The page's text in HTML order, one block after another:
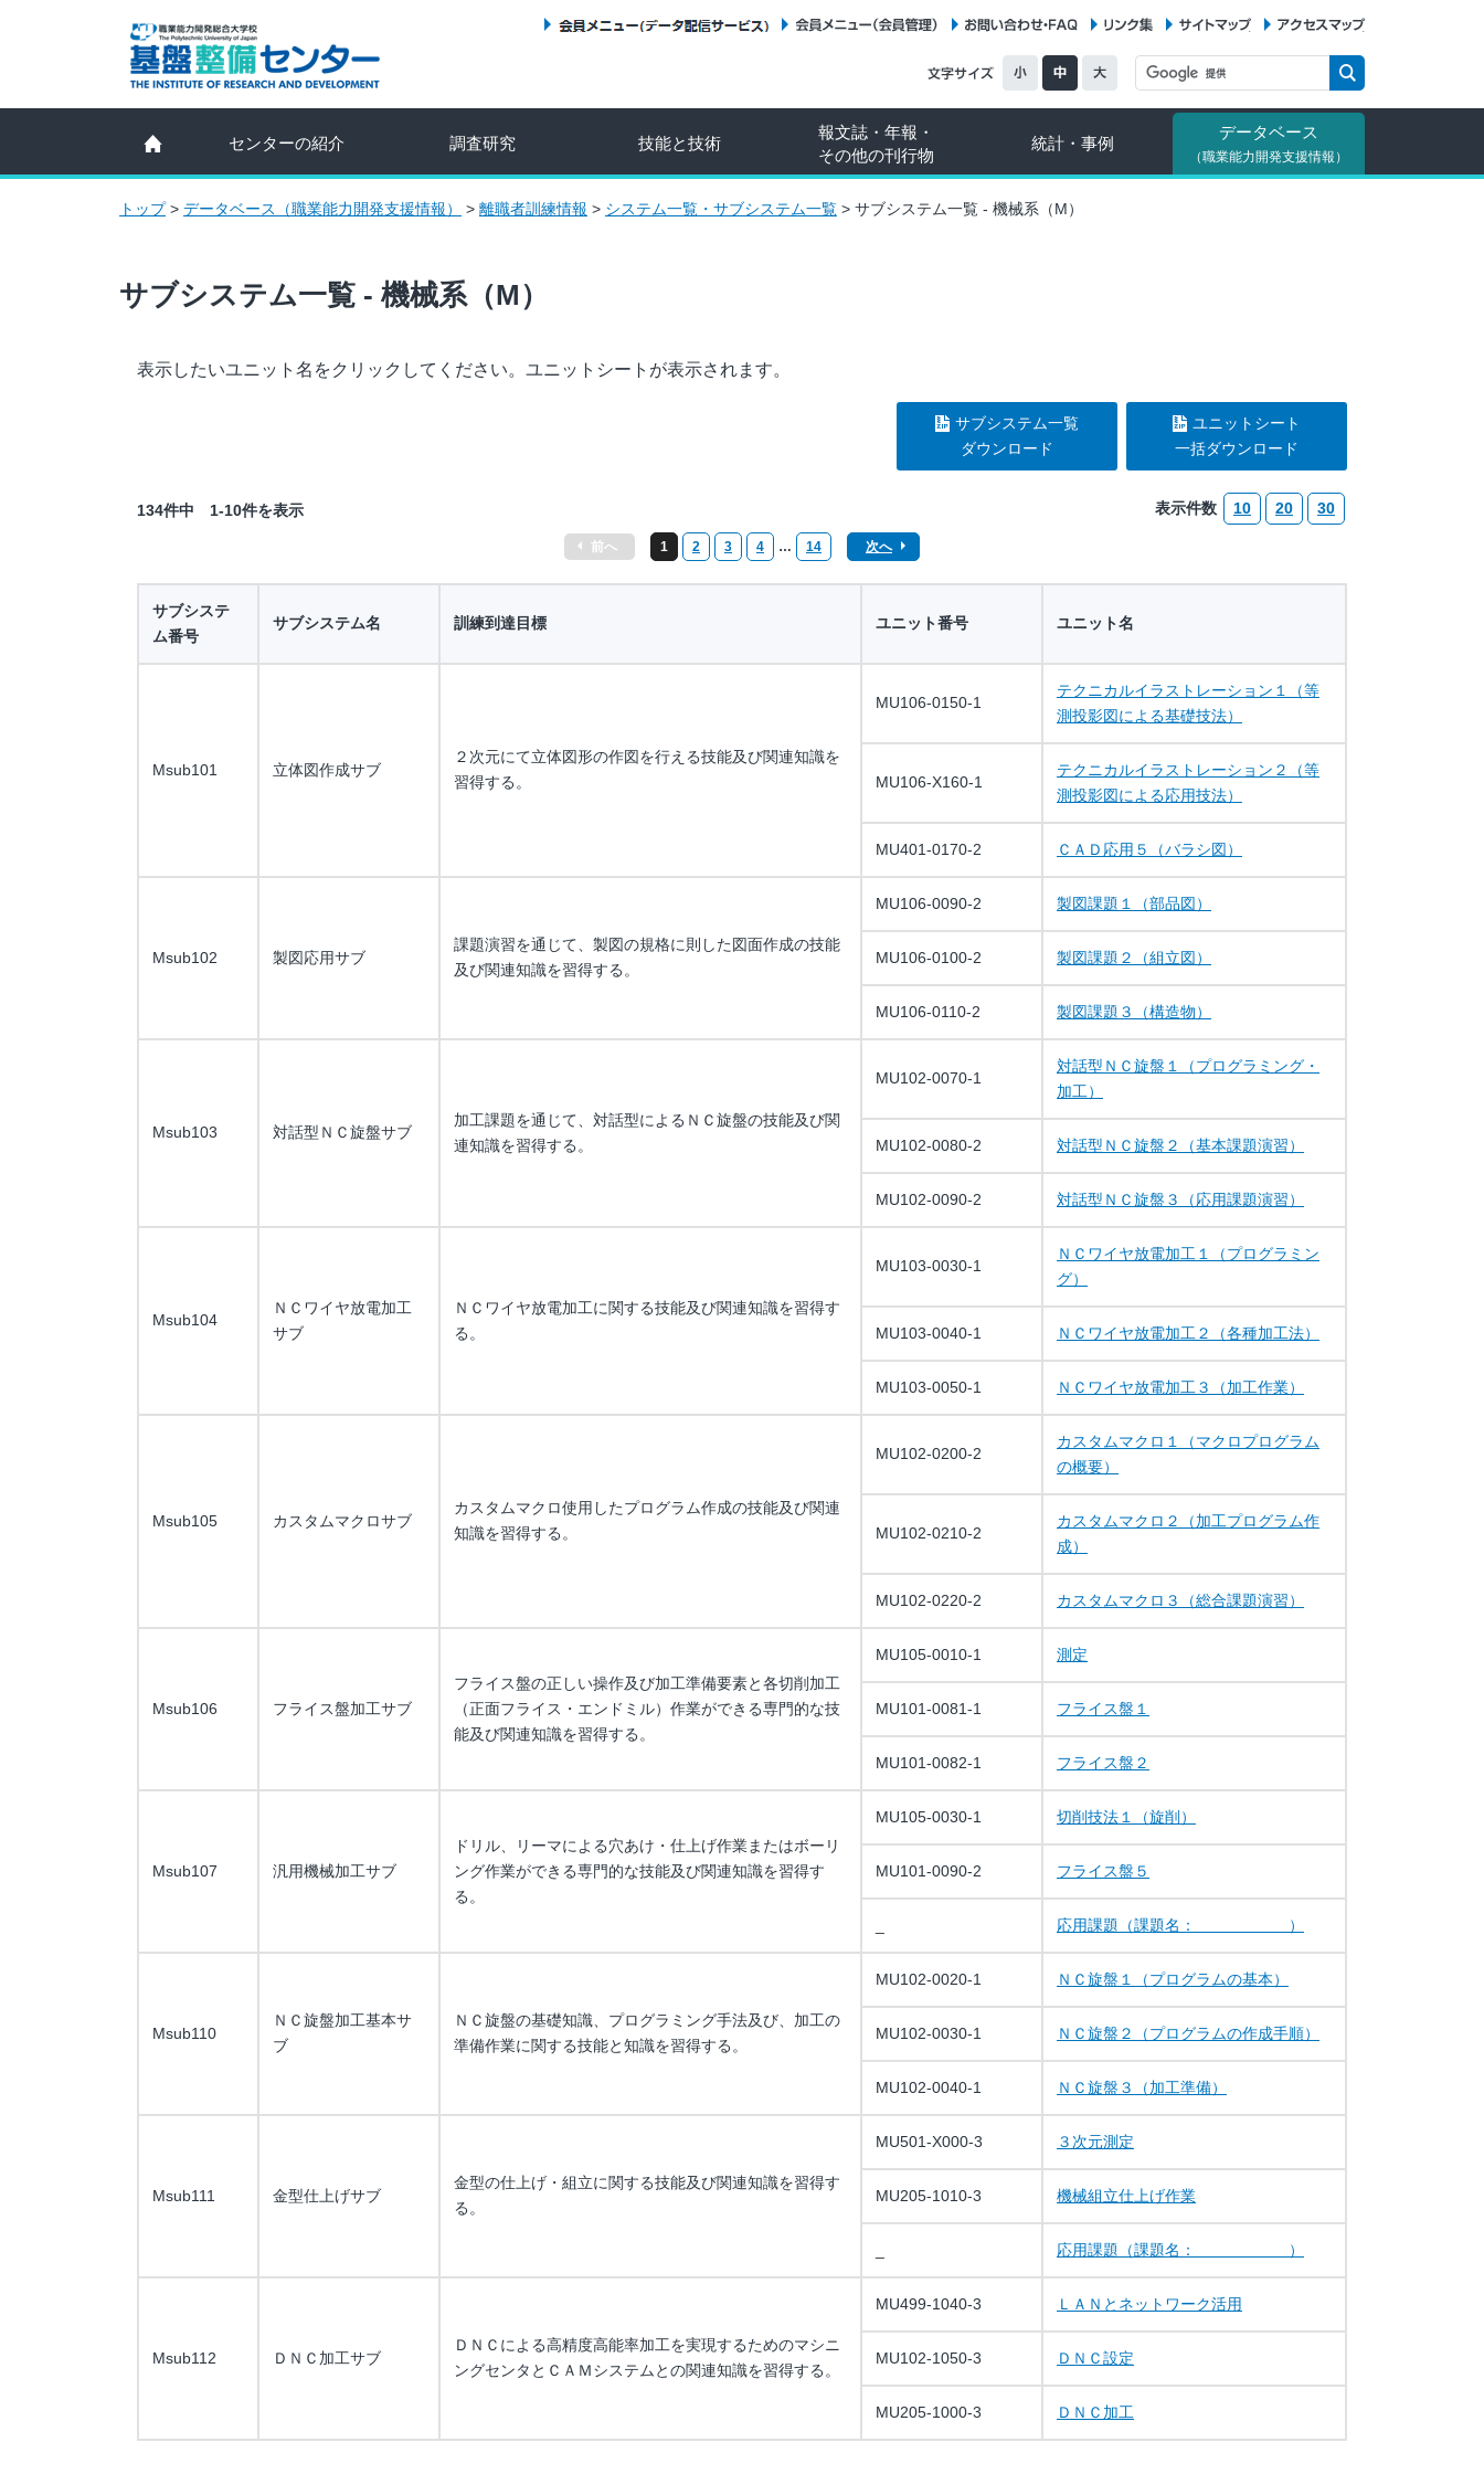
センターの紹介 調査研究 技能と技術
報文誌・年報・
その他の刊行物
統計・事例
データベース
（職業能力開発支援情報）
トップ> データベース（職業能力開発支援情報） > 離職者訓練情報 > システム一覧・サブシステム一覧 > サブシステム一覧 - 機械系（M）
サブシステム一覧 - 機械系（M）
表示したいユニット名をクリックしてください。ユニットシートが表示されます。
サブシステム一覧
ダウンロード
ユニットシート
一括ダウンロード
134件中 1-10件を表示
前へ 1 2 3 4 … 14 次へ
表示件数 10 20 30
サブシステ
ム番号
サブシステム名 訓練到達目標 ユニット番号 ユニット名
Msub101 立体図作成サブ
２次元にて立体図形の作図を行える技能及び関連知識を
習得する。
MU106-0150-1
テクニカルイラストレーション１（等
測投影図による基礎技法）
MU106-X160-1
テクニカルイラストレーション２（等
測投影図による応用技法）
MU401-0170-2 ＣＡＤ応用５（バラシ図）
Msub102 製図応用サブ
課題演習を通じて、製図の規格に則した図面作成の技能
及び関連知識を習得する。
MU106-0090-2 製図課題１（部品図）
MU106-0100-2 製図課題２（組立図）
MU106-0110-2 製図課題３（構造物）
Msub103 対話型ＮＣ旋盤サブ
加工課題を通じて、対話型によるＮＣ旋盤の技能及び関
連知識を習得する。
MU102-0070-1
対話型ＮＣ旋盤１（プログラミング・
加工）
MU102-0080-2 対話型ＮＣ旋盤２（基本課題演習）
MU102-0090-2 対話型ＮＣ旋盤３（応用課題演習）
Msub104
ＮＣワイヤ放電加工
サブ
ＮＣワイヤ放電加工に関する技能及び関連知識を習得す
る。
MU103-0030-1
ＮＣワイヤ放電加工１（プログラミン
グ）
MU103-0040-1 ＮＣワイヤ放電加工２（各種加工法）
MU103-0050-1 ＮＣワイヤ放電加工３（加工作業）
Msub105 カスタムマクロサブ
カスタムマクロ使用したプログラム作成の技能及び関連
知識を習得する。
MU102-0200-2
カスタムマクロ１（マクロプログラム
の概要）
MU102-0210-2
カスタムマクロ２（加工プログラム作
成）
MU102-0220-2 カスタムマクロ３（総合課題演習）
Msub106 フライス盤加工サブ
フライス盤の正しい操作及び加工準備要素と各切削加工
（正面フライス・エンドミル）作業ができる専門的な技
能及び関連知識を習得する。
MU105-0010-1 測定
MU101-0081-1 フライス盤１
MU101-0082-1 フライス盤２
Msub107 汎用機械加工サブ
ドリル、リーマによる穴あけ・仕上げ作業またはボーリ
ング作業ができる専門的な技能及び関連知識を習得す
る。
MU105-0030-1 切削技法１（旋削）
MU101-0090-2 フライス盤５
応用課題（課題名： ）
Msub110
ＮＣ旋盤加工基本サ
ブ
ＮＣ旋盤の基礎知識、プログラミング手法及び、加工の
準備作業に関する技能と知識を習得する。
MU102-0020-1 ＮＣ旋盤１（プログラムの基本）
MU102-0030-1 ＮＣ旋盤２（プログラムの作成手順）
MU102-0040-1 ＮＣ旋盤３（加工準備）
Msub111 金型仕上げサブ
金型の仕上げ・組立に関する技能及び関連知識を習得す
る。
MU501-X000-3 ３次元測定
MU205-1010-3 機械組立仕上げ作業
応用課題（課題名： ）
Msub112 ＤＮＣ加工サブ
ＤＮＣによる高精度高能率加工を実現するためのマシニ
ングセンタとＣＡＭシステムとの関連知識を習得する。
MU499-1040-3 ＬＡＮとネットワーク活用
MU102-1050-3 ＤＮＣ設定
MU205-1000-3 ＤＮＣ加工